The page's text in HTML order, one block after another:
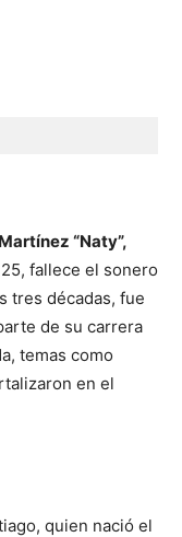
“Naty”,
fallece el sonero
tres décadas, fue
de su carrera
temas como
en el
quien nació el